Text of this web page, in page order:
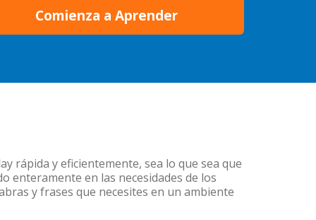
Comienza a Aprender
rápida y eficientemente, sea lo que sea que
enteramente en las necesidades de los
y frases que necesites en un ambiente